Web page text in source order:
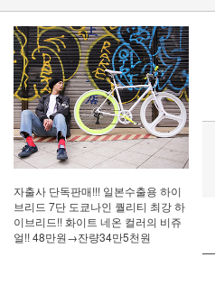
자출사 단독판매!!! 일본수출용 하이
브리드 7단 도쿄나인 퀄리티 최강 하
이브리드!! 화이트 네온 컬러의 비쥬
얼!! 48만원→잔량34만5천원